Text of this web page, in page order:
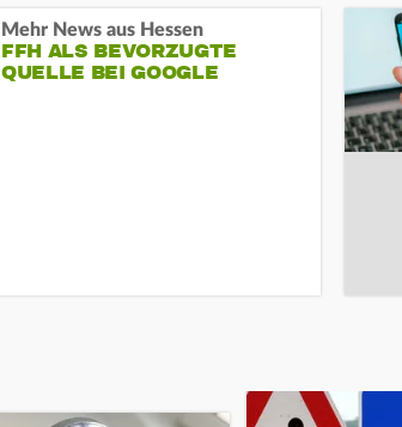
Mehr News aus Hessen
FFH ALS BEVORZUGTE
QUELLE BEI GOOGLE